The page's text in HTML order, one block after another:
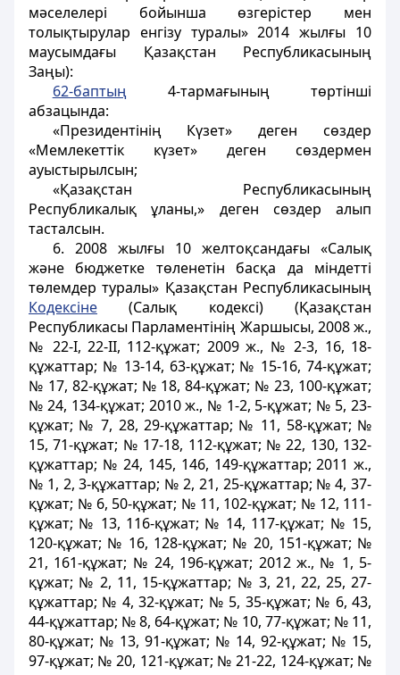
мәселелері бойынша өзгерістер мен
толықтырулар енгізу туралы» 2014 жылғы 10
маусымдағы Қазақстан Республикасының
Заңы):
62-баптың 4-тармағының төртінші
абзацында:
«Президентінің Күзет» деген сөздер
«Мемлекеттік күзет» деген сөздермен
ауыстырылсын;
«Қазақстан Республикасының
Республикалық ұланы,» деген сөздер алып
тасталсын.
6. 2008 жылғы 10 желтоқсандағы «Салық
және бюджетке төленетін басқа да міндетті
төлемдер туралы» Қазақстан Республикасының
Кодексіне (Салық кодексі) (Қазақстан
Республикасы Парламентінің Жаршысы, 2008 ж.,
№ 22-I, 22-II, 112-құжат; 2009 ж., № 2-3, 16, 18-
құжаттар; № 13-14, 63-құжат; № 15-16, 74-құжат;
№ 17, 82-құжат; № 18, 84-құжат; № 23, 100-құжат;
№ 24, 134-құжат; 2010 ж., № 1-2, 5-құжат; № 5, 23-
құжат; № 7, 28, 29-құжаттар; № 11, 58-құжат; №
15, 71-құжат; № 17-18, 112-құжат; № 22, 130, 132-
құжаттар; № 24, 145, 146, 149-құжаттар; 2011 ж.,
№ 1, 2, 3-құжаттар; № 2, 21, 25-құжаттар; № 4, 37-
құжат; № 6, 50-құжат; № 11, 102-құжат; № 12, 111-
құжат; № 13, 116-құжат; № 14, 117-құжат; № 15,
120-құжат; № 16, 128-құжат; № 20, 151-құжат; №
21, 161-құжат; № 24, 196-құжат; 2012 ж., № 1, 5-
құжат; № 2, 11, 15-құжаттар; № 3, 21, 22, 25, 27-
құжаттар; № 4, 32-құжат; № 5, 35-құжат; № 6, 43,
44-құжаттар; № 8, 64-құжат; № 10, 77-құжат; № 11,
80-құжат; № 13, 91-құжат; № 14, 92-құжат; № 15,
97-құжат; № 20, 121-құжат; № 21-22, 124-құжат; №